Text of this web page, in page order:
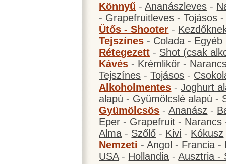
Könnyű -Ananászleves -
- Grapefruitleves -Tojásos
Ütős - Shooter -
Tejszínes - Colada - Egyéb
Rétegezett - Shot (csak
Kávés - Krémlikőr -
Tejszínes -Tojásos -
Alkoholmentes -Joghurt
alapú - Gyümölcslé alapú -
Gyümölcsös -Ananász -
Eper - Grapefruit - Narancs
Alma - Szőlő - Kivi - Kókusz
Nemzeti -Angol - Francia -
USA- Hollandia -Ausztria -